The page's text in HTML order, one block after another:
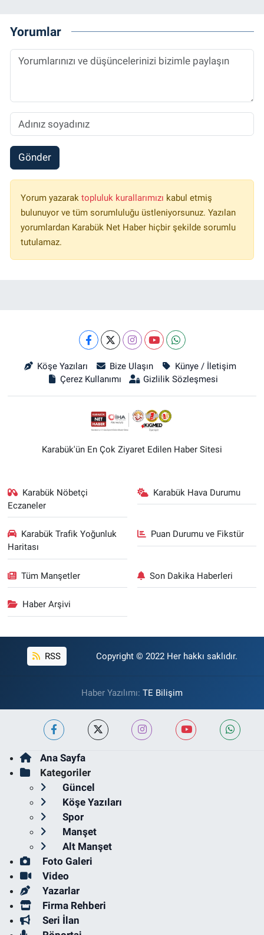
Yorumlar
Gönder
Yorum yazarak topluluk kurallarımızı kabul etmiş
bulunuyor ve tüm sorumluluğu üstleniyorsunuz. Yazılan
yorumlardan Karabük Net Haber hiçbir şekilde sorumlu
tutulamaz.
Köşe Yazıları Bize Ulaşın
Künye / İletişim
Çerez Kullanımı
Gizlilik Sözleşmesi
Karabük'ün En Çok Ziyaret Edilen Haber Sitesi
Karabük Nöbetçi
Eczaneler
Karabük Hava Durumu
Karabük Trafik Yoğunluk
Haritası
Puan Durumu ve Fikstür
Tüm Manşetler Son Dakika Haberleri
Haber Arşivi
RSS Copyright © 2022 Her hakkı saklıdır.
Haber Yazılımı: TE Bilişim
Ana Sayfa
Kategoriler
Güncel
Köşe Yazıları
Spor
Manşet
Alt Manşet
Foto Galeri
Video
Yazarlar
Firma Rehberi
Seri İlan